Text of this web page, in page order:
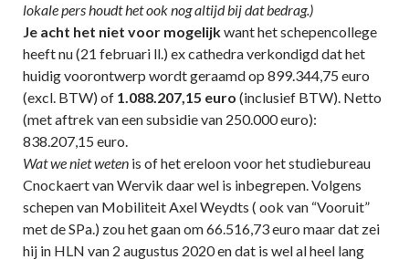
lokale pers houdt het ook nog altijd bij dat bedrag.)
Je acht het niet voor mogelijkwant het schepencollege
heeft nu (21 februari ll.) ex cathedra verkondigd dat het
huidig voorontwerp wordt geraamd op 899.344,75 euro
(excl. BTW) of 1.088.207,15 euro (inclusief BTW). Netto
(met aftrek van een subsidie van 250.000 euro):
838.207,15 euro.
Wat we niet weten is of het ereloon voor het studiebureau
Cnockaert van Wervik daar wel is inbegrepen. Volgens
schepen van Mobiliteit Axel Weydts ( ook van “Vooruit”
met de SPa.) zou het gaan om 66.516,73 euro maar dat zei
hij in HLN van 2 augustus 2020 en dat is wel al heel lang